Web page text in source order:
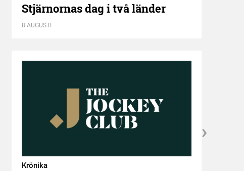
Stjärnornas dag i två länder
8 AUGUSTI
Krönika